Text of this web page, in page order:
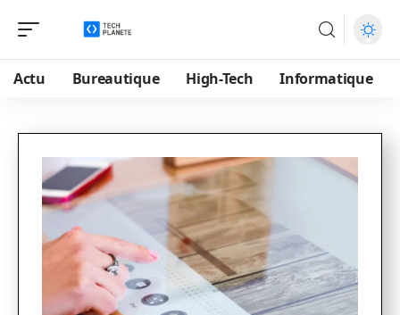
Actu Bureautique High-Tech Informatique